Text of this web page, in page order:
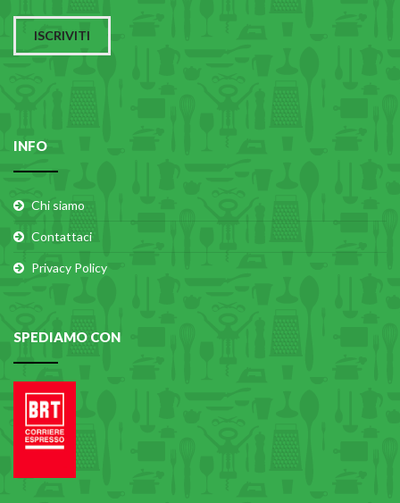
ISCRIVITI
INFO
Chi siamo
Contattaci
Privacy Policy
SPEDIAMO CON